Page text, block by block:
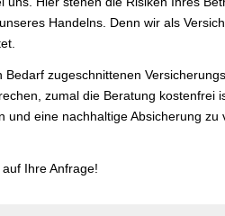
Handelns. Denn wir als
zugeschnittenen
zumal die Beratung kostenfrei
eine nachhaltige Absicherung zu
Ihre Anfrage!